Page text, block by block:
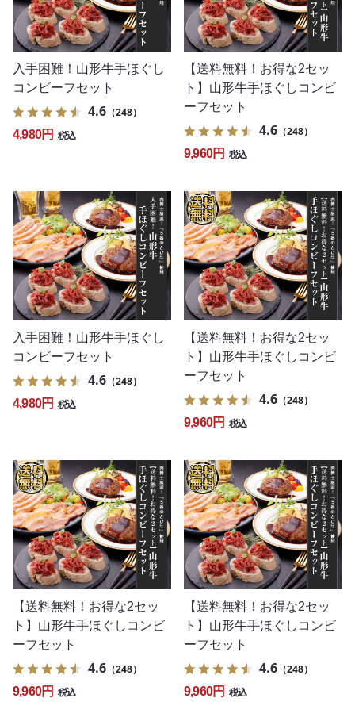
入手困難！山形牛手ほぐし
コンビーフセット
4.6 （248）
4,980円 税込
【送料無料！お得な2セッ
ト】山形牛手ほぐしコンビ
ーフセット
4.6 （248）
9,960円 税込
入手困難！山形牛手ほぐし
コンビーフセット
4.6 （248）
4,980円 税込
【送料無料！お得な2セッ
ト】山形牛手ほぐしコンビ
ーフセット
4.6 （248）
9,960円 税込
【送料無料！お得な2セッ
ト】山形牛手ほぐしコンビ
ーフセット
4.6 （248）
9,960円 税込
【送料無料！お得な2セッ
ト】山形牛手ほぐしコンビ
ーフセット
4.6 （248）
9,960円 税込